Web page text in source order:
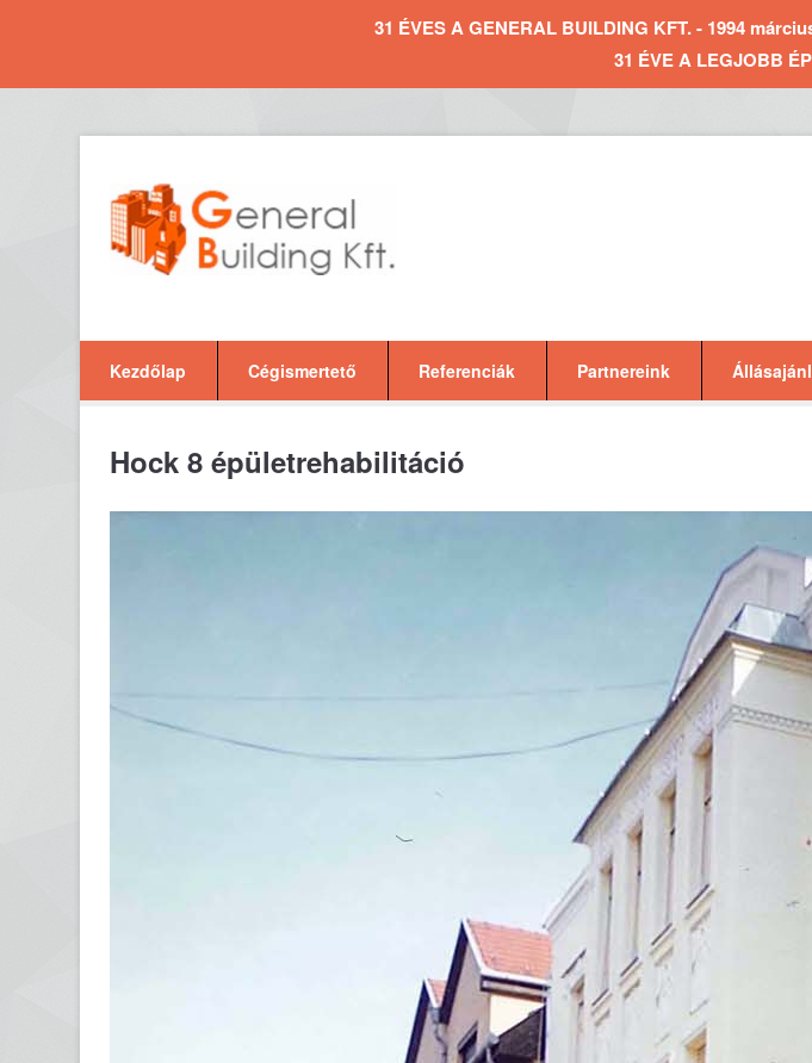
31 ÉVES A GENERAL BUILDING KFT. - 1994
31 ÉVE A LEGJOBB
Kezdőlap Cégismertető Referenciák Partnereink
Hock 8 épületrehabilitáció